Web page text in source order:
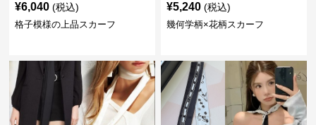
¥6,040 (税込)
格子模様の上品スカーフ
¥5,240 (税込)
幾何学柄×花柄スカーフ